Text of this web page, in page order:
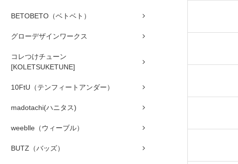
BETOBETO（ベトベト）
グローデザインワークス
コレつけチューン
[KOLETSUKETUNE]
10FtU（テンフィートアンダー）
madotachi(ハニタス)
weeblle（ウィーブル）
BUTZ（バッズ）